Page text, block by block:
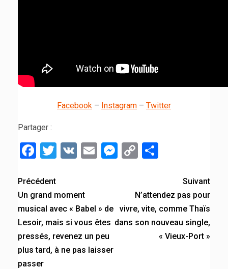
Facebook – Instagram – Twitter
Partager :
Facebook
Twitter
VK EmailMessenger
Copy
Précédent
Un grand moment
musical avec « Babel » de
Lesoir, mais si vous êtes
pressés, revenez un peu
plus tard, à ne pas laisser
passer
Suivant
N’attendez pas pour
vivre, vite, comme Thaïs
dans son nouveau single,
« Vieux-Port »